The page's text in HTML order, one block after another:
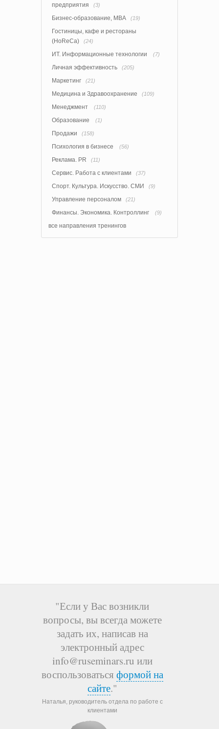
предприятия (3)
Бизнес-образование, MBA (19)
Гостиницы, кафе и рестораны
(HoReCa)
(24)
ИТ. Информационные технологии (7)
Личная эффективность (205)
Маркетинг (21)
Медицина и Здравоохранение (109)
Менеджмент (110)
Образование (1)
Продажи (158)
Психология в бизнесе (56)
Реклама. PR (11)
Сервис. Работа с клиентами (37)
Спорт. Культура. Искусство. СМИ (9)
Управление персоналом (21)
Финансы. Экономика. Контроллинг (9)
все направления тренингов
"Если у Вас возникли
вопросы, вы всегда можете
задать их, написав на
электронный адрес
info@ruseminars.ru или
воспользоваться формой на
сайте."
Наталья, руководитель отдела по работе с
клиентами